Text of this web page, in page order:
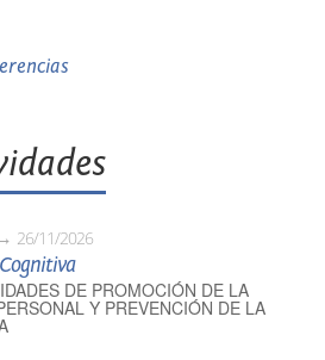
26/11/2026
DE PROMOCIÓN DE LA
Y PREVENCIÓN DE LA